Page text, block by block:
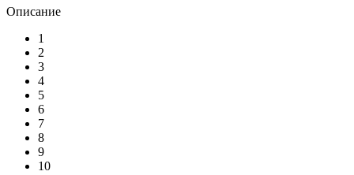
Описание
1
2
3
4
5
6
7
8
9
10